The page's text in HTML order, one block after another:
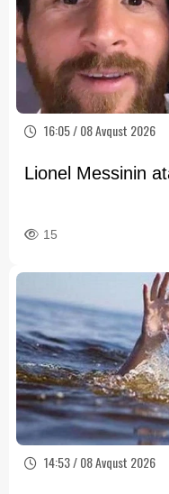
16:05 / 08 Avqust 2026
Lionel Messinin
15
14:53 / 08 Avqust 2026